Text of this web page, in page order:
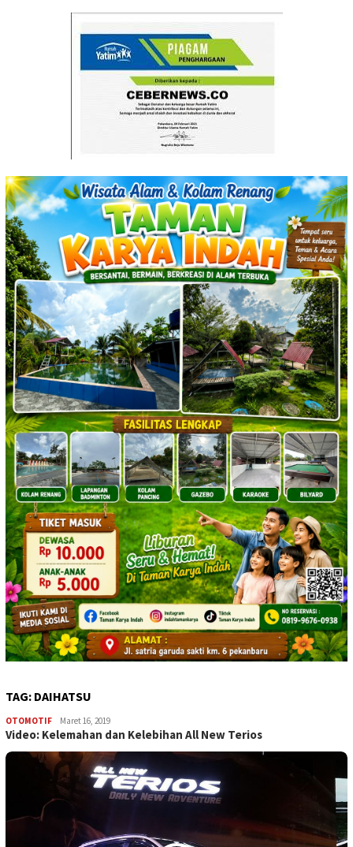
TAG: DAIHATSU
OTOMOTIF cebernih
Maret 16, 2019
Video: Kelemahan dan Kelebihan All New Terios